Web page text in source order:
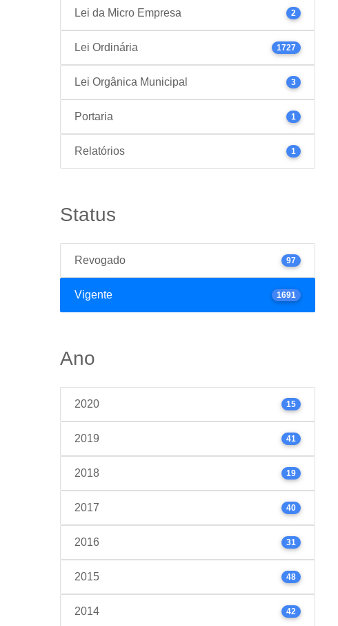
Lei da Micro Empresa 2
Lei Ordinária 1727
Lei Orgânica Municipal 3
Portaria 1
Relatórios 1
Status
Revogado 97
Vigente 1691
Ano
2020 15
2019 41
2018 19
2017 40
2016 31
2015 48
2014 42